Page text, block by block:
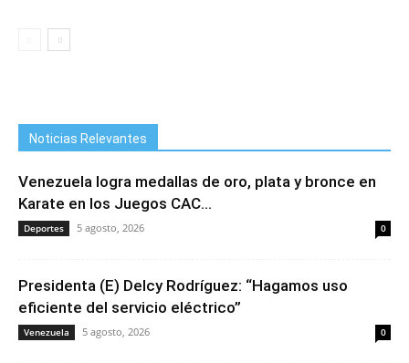
Noticias Relevantes
Venezuela logra medallas de oro, plata y bronce en
Karate en los Juegos CAC...
Deportes 5 agosto, 2026 0
Presidenta (E) Delcy Rodríguez: “Hagamos uso
eficiente del servicio eléctrico”
Venezuela 5 agosto, 2026 0